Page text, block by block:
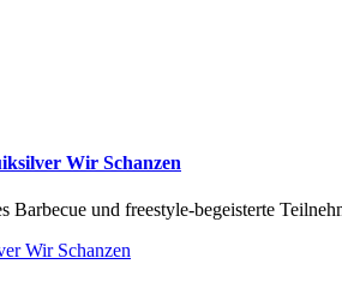
Wir Schanzen
und freestyle-begeisterte
Wir Schanzen